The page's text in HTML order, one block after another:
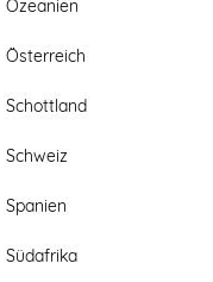
Ozeanien
Österreich
Schottland
Schweiz
Spanien
Südafrika